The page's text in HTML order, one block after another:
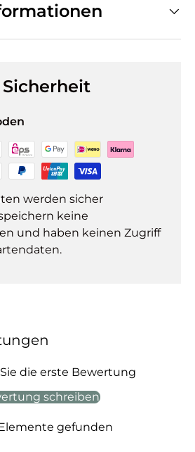
werden sicher
keine
und haben keinen Zugriff
die erste Bewertung
schreiben
gefunden